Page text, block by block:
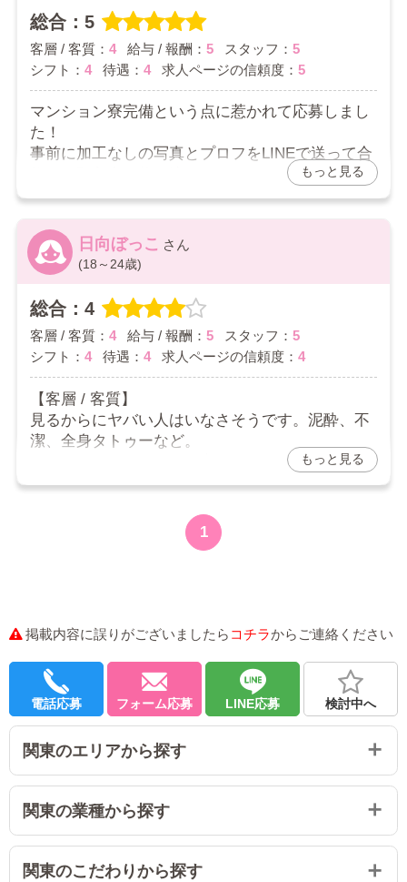
2026/07/11
スタッフは他の口コミにもある通り。
贔屓は特になくスタッフのせいで空気が乱れるっ
てこともなさそうです。
指名返した時、日記を多めに更新した時に褒めて
くれたのは嬉しかったです。
嬉しかったと言うか、ちゃんと頑張りを見てくれ
てるんだって感動に近い？
2026/02/09
ックが決定)
もともとフリーが少ないからネット鳴らして指名
返していかないと一生バック低いまま
客数は多いから低バックでもぶん回しいけるなら
まとまった収入にはなると思う
【スタッフ】
悪い人じゃないけど日記日記うるさい
日記書かなくても本指で埋められる子以外には口
うるさい印象
【シフト】
無断欠勤、無断遅刻にはかなり厳しい
勤怠悪いと出勤確認後シフトUPになる
【待遇】
完全個室待機、パネル撮影無料(ヘアメ付き)、顧
客管理システム、講習なしなど
概ね求人通りで盛られてる感はなし
【総評】
努力が報われるって言ったらいいのかな？
やるべきことやれば稼げるけど、最低限の努力も
したくない人には向かない店
やる気に満ち溢れてる未経験、初心者向けの店な
のかもしれない
2026/01/04
総合：5
客層 / 客質： 4 給与 / 報酬： 5 スタッフ： 5
シフト： 4 待遇： 4 求人ページの信頼度： 5
マンション寮完備という点に惹かれて応募しまし
た！
事前に加工なしの写真とプロフをLINEで送って合
段取りがあまりにもスムーズで若干不安になりま
したが求人にウソはなかったです。
家具家電が完備なのも助かりました。
12月に入ってからまだ3回しか出勤してませんが4
万切る日はないです。
11時-16時 4.5万
13時-21時 6.5万
14時-20時 6.7万
ジワジワ年末感が増してきたのでこれからの繁忙
期が楽しみです！！
それからスタッフの話を聞く限り女の子不足の日
待機中の子がいない時はお断りせざるを得ないと
聞いて女の子少ない時間に出てみたら無双しまし
れてはないです。
寮生だとシフトにある程度ルールがありますが時
間帯は自由です。全然窮屈な思いはしてません！
住む場所に困ってた所を助けてくれたお店でスタ
ッフも良い人ばかりなので何か力になれないかな
と思い口コミ書かせてもらいました。
変な客も少ないし、居ても即NGにすればいいし未
経験でも働きやすいのでよかったら！ぜひ！笑笑
2025/12/07
もっと見る
日向ぼっこ
(18～24歳)
総合：4
客層 / 客質： 4 給与 / 報酬： 5 スタッフ： 5
シフト： 4 待遇： 4 求人ページの信頼度： 4
【客層 / 客質】
見るからにヤバい人はいなさそうです。泥酔、不
潔、全身タトゥーなど。
受付で「未経験の子」と案内してくれるおかげで
お客さんは体も心も傷付けないように優しく接し
トバックが異なるとのこと。
【スタッフ】
すごく良くしてくれてます。ヒヤリングを大事に
してる気がします。
女性スタッフはいつも味方でいてくれるから困っ
た時に頼りやすいです。
【シフト】
ノルマはありません。
【待遇】
面接交通費や入店祝金はありました。
もっと見る
1
掲載内容に誤りがございましたら コチラからご連絡ください
電話応募 フォーム応募 LINE応募 検討中へ
関東のエリアから探す
関東の業種から探す
関東のこだわりから探す